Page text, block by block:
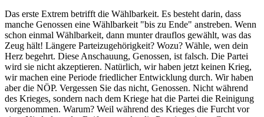
Das erste Extrem betrifft die Wählbarkeit. Es besteht darin, dass
manche Genossen eine Wählbarkeit "bis zu Ende" anstreben. Wenn
schon einmal Wählbarkeit, dann munter drauflos gewählt, was das
Zeug hält! Längere Parteizugehörigkeit? Wozu? Wähle, wen dein
Herz begehrt. Diese Anschauung, Genossen, ist falsch. Die Partei
wird sie nicht akzeptieren. Natürlich, wir haben jetzt keinen Krieg,
wir machen eine Periode friedlicher Entwicklung durch. Wir haben
aber die NÖP. Vergessen Sie das nicht, Genossen. Nicht während
des Krieges, sondern nach dem Kriege hat die Partei die Reinigung
vorgenommen. Warum? Weil während des Krieges die Furcht vor